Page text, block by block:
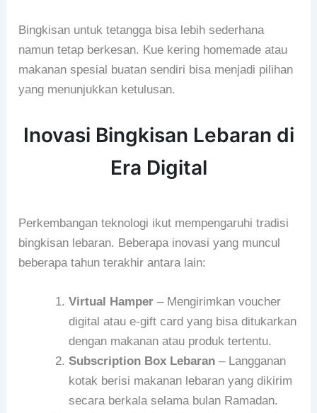
Bingkisan untuk tetangga bisa lebih sederhana
namun tetap berkesan. Kue kering homemade atau
makanan spesial buatan sendiri bisa menjadi pilihan
yang menunjukkan ketulusan.
Inovasi Bingkisan Lebaran di
Era Digital
Perkembangan teknologi ikut mempengaruhi tradisi
bingkisan lebaran. Beberapa inovasi yang muncul
beberapa tahun terakhir antara lain:
Virtual Hamper – Mengirimkan voucher
digital atau e-gift card yang bisa ditukarkan
dengan makanan atau produk tertentu.
Subscription Box Lebaran – Langganan
kotak berisi makanan lebaran yang dikirim
secara berkala selama bulan Ramadan.